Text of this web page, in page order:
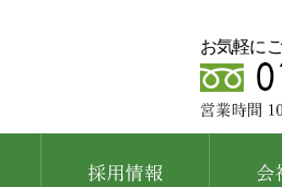
お気軽に